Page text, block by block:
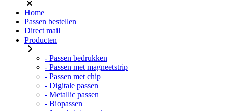
Home
Passen bestellen
Direct mail
Producten
- Passen bedrukken
- Passen met magneetstrip
- Passen met chip
- Digitale passen
- Metallic passen
- Biopassen